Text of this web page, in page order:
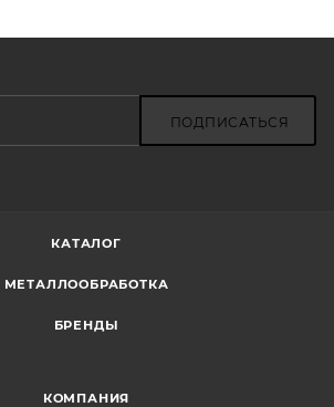
ПОДПИСАТЬСЯ
КАТАЛОГ
МЕТАЛЛООБРАБОТКА
БРЕНДЫ
КОМПАНИЯ